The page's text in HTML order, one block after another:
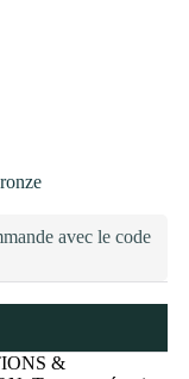
avec le code
&